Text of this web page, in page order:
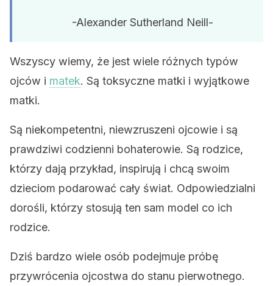
-Alexander Sutherland Neill-
Wszyscy wiemy, że jest wiele różnych typów
ojców i matek. Są toksyczne matki i wyjątkowe
matki.
Są niekompetentni, niewzruszeni ojcowie i są
prawdziwi codzienni bohaterowie. Są rodzice,
którzy dają przykład, inspirują i chcą swoim
dzieciom podarować cały świat. Odpowiedzialni
dorośli, którzy stosują ten sam model co ich
rodzice.
Dziś bardzo wiele osób podejmuje próbę
przywrócenia ojcostwa do stanu pierwotnego.